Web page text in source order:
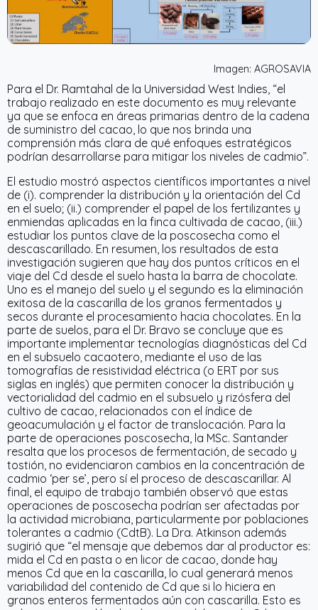
Imagen: AGROSAVIA
Para el Dr. Ramtahal de la Universidad West Indies, “el
trabajo realizado en este documento es muy relevante
ya que se enfoca en áreas primarias dentro de la cadena
de suministro del cacao, lo que nos brinda una
comprensión más clara de qué enfoques estratégicos
podrían desarrollarse para mitigar los niveles de cadmio”.
El estudio mostró aspectos científicos importantes a nivel
de (i). comprender la distribución y la orientación del Cd
en el suelo; (ii.) comprender el papel de los fertilizantes y
enmiendas aplicadas en la finca cultivada de cacao, (iii.)
estudiar los puntos clave de la poscosecha como el
descascarillado. En resumen, los resultados de esta
investigación sugieren que hay dos puntos críticos en el
viaje del Cd desde el suelo hasta la barra de chocolate.
Uno es el manejo del suelo y el segundo es la eliminación
exitosa de la cascarilla de los granos fermentados y
secos durante el procesamiento hacia chocolates. En la
parte de suelos, para el Dr. Bravo se concluye que es
importante implementar tecnologías diagnósticas del Cd
en el subsuelo cacaotero, mediante el uso de las
tomografías de resistividad eléctrica (o ERT por sus
siglas en inglés) que permiten conocer la distribución y
vectorialidad del cadmio en el subsuelo y rizósfera del
cultivo de cacao, relacionados con el índice de
geoacumulación y el factor de translocación. Para la
parte de operaciones poscosecha, la MSc. Santander
resalta que los procesos de fermentación, de secado y
tostión, no evidenciaron cambios en la concentración de
cadmio ‘per se’, pero sí el proceso de descascarillar. Al
final, el equipo de trabajo también observó que estas
operaciones de poscosecha podrían ser afectadas por
la actividad microbiana, particularmente por poblaciones
tolerantes a cadmio (CdtB). La Dra. Atkinson además
sugirió que “el mensaje que debemos dar al productor es:
mida el Cd en pasta o en licor de cacao, donde hay
menos Cd que en la cascarilla, lo cual generará menos
variabilidad del contenido de Cd que si lo hiciera en
granos enteros fermentados aún con cascarilla. Esto es